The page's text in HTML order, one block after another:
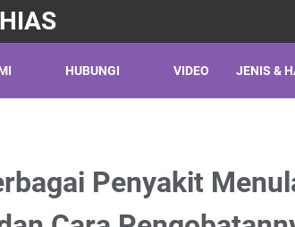
HUBUNGI VIDEO JENIS &
Penyakit